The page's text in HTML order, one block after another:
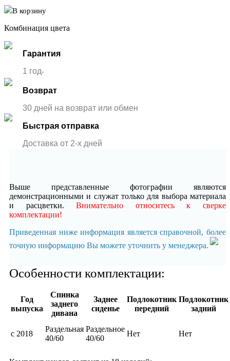
В корзину
Комбинация цвета
Гарантия
1 год*
Возврат
30 дней на возврат или обмен
Быстрая отправка
Доставка от 2-x дней
Выше представленные фотографии являются
демонстрационными и служат только для выбора материала
и расцветки.Внимательно относитесь к сверке
комплектации!
Приведенная ниже информация является справочной, более
точную информацию Вы можете уточнить у менеджера.
Особенности комплектации:
Год
выпуска
Спинка
заднего
дивана
Заднее
сиденье
Подлокотник
передний
Подлокотник
задний
с 2018
Раздельная
40/60
Раздельное
40/60
Нет Нет